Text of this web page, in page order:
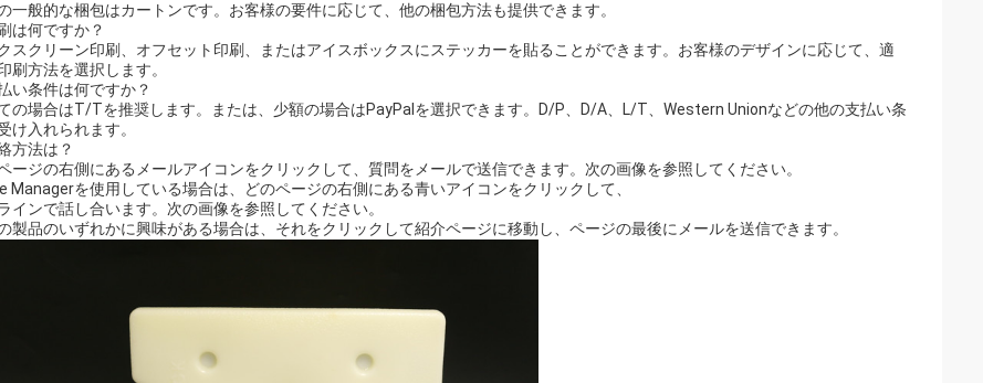
一般的な梱包はカートンです。お客様の要件に応じて、他の梱包方法も提供できます。
は何ですか？
スクリーン印刷、オフセット印刷、またはアイスボックスにステッカーを貼ることができます。お客様のデザインに応じて、適
刷方法を選択します。
い条件は何ですか？
の場合はT/Tを推奨します。または、少額の場合はPayPalを選択できます。D/P、D/A、L/T、Western Unionなどの他の支払い条
け入れられます。
方法は？
ージの右側にあるメールアイコンをクリックして、質問をメールで送信できます。次の画像を参照してください。
Managerを使用している場合は、どのページの右側にある青いアイコンをクリックして、
インで話し合います。次の画像を参照してください。
製品のいずれかに興味がある場合は、それをクリックして紹介ページに移動し、ページの最後にメールを送信できます。